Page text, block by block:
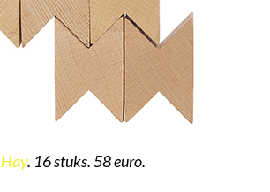
Hay. 16 stuks. 58 euro.